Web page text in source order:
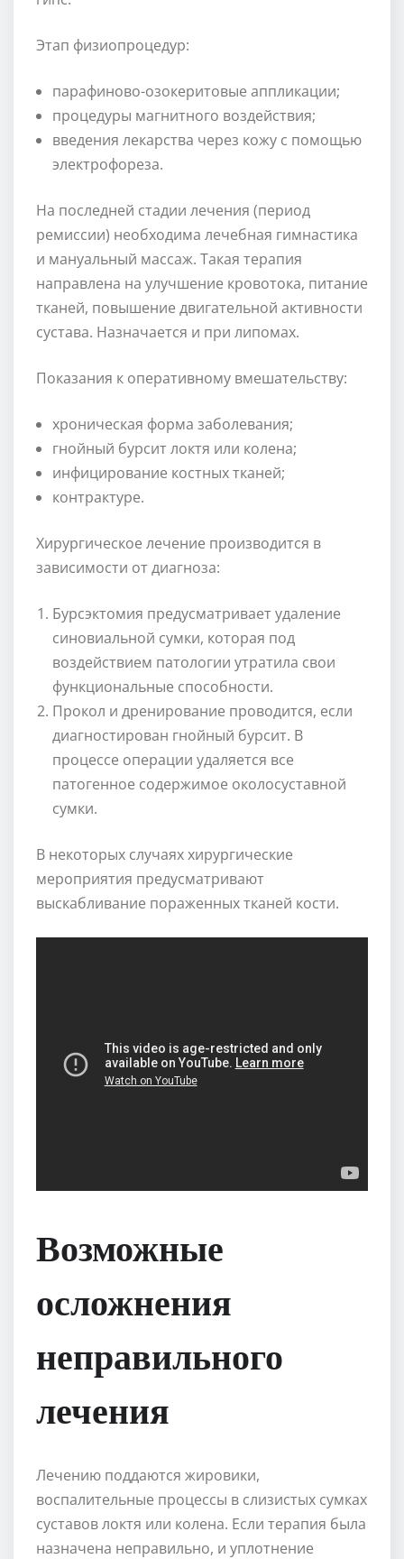
Этап физиопроцедур:
парафиново-озокеритовые аппликации;
процедуры магнитного воздействия;
введения лекарства через кожу с помощью
электрофореза.
На последней стадии лечения (период
ремиссии) необходима лечебная гимнастика
и мануальный массаж. Такая терапия
направлена на улучшение кровотока, питание
тканей, повышение двигательной активности
сустава. Назначается и при липомах.
Показания к оперативному вмешательству:
хроническая форма заболевания;
гнойный бурсит локтя или колена;
инфицирование костных тканей;
контрактуре.
Хирургическое лечение производится в
зависимости от диагноза:
Бурсэктомия предусматривает удаление
синовиальной сумки, которая под
воздействием патологии утратила свои
функциональные способности.
Прокол и дренирование проводится, если
диагностирован гнойный бурсит. В
процессе операции удаляется все
патогенное содержимое околосуставной
сумки.
В некоторых случаях хирургические
мероприятия предусматривают
выскабливание пораженных тканей кости.
Возможные
осложнения
неправильного
лечения
Лечению поддаются жировики,
воспалительные процессы в слизистых сумках
суставов локтя или колена. Если терапия была
назначена неправильно, и уплотнение